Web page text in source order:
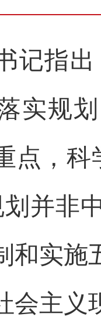
记指
实规
点，科
并非
和实施
会主义